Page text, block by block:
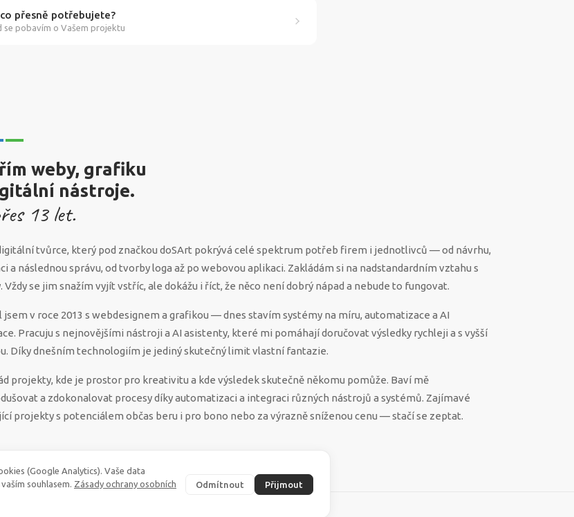
přesně potřebujete?
pobavím o Vašem projektu
weby, grafiku
nástroje.
13let.
tvůrce, který pod značkou doSArt pokrývá celé spektrum potřeb firem i jednotlivců — od návrhu,
a následnou správu, od tvorby loga až po webovou aplikaci. Zakládám si na nadstandardním vztahu s
Vždy se jim snažím vyjít vstříc, ale dokážu i říct, že něco není dobrý nápad a nebude to fungovat.
jsem v roce 2013 s webdesignem a grafikou — dnes stavím systémy na míru, automatizace a AI
Pracuju s nejnovějšími nástroji a AI asistenty, které mi pomáhají doručovat výsledky rychleji a s vyšší
Díky dnešním technologiím je jediný skutečný limit vlastní fantazie.
projekty, kde je prostor pro kreativitu a kde výsledek skutečně někomu pomůže. Baví mě
a zdokonalovat procesy díky automatizaci a integraci různých nástrojů a systémů. Zajímavé
projekty s potenciálem občas beru i pro bono nebo za výrazně sníženou cenu — stačí se zeptat.
(Google Analytics). Vaše data
souhlasem. Zásady ochrany osobních
Odmítnout Přijmout